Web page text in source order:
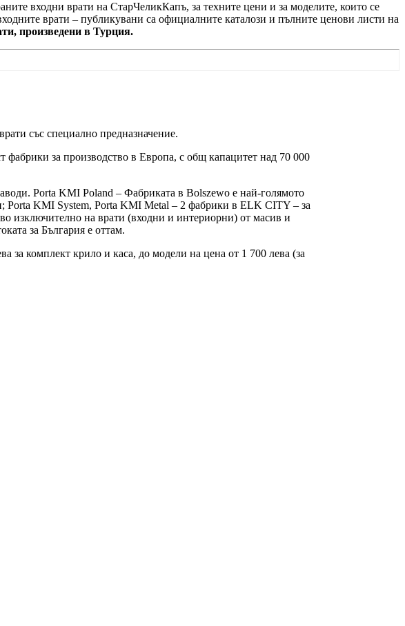
входни врати на СтарЧеликКапъ, за техните цени и за моделите, които се
врати – публикувани са официалните каталози и пълните ценови листи на
произведени в Турция.
със специално предназначение.
за производство в Европа, с общ капацитет над 70 000
Porta KMI Poland – Фабриката в Bolszewo е най-голямото
Porta KMI System, Porta KMI Metal – 2 фабрики в ELK CITY – за
изключително на врати (входни и интериорни) от масив и
за България е оттам.
за комплект крило и каса, до модели на цена от 1 700 лева (за